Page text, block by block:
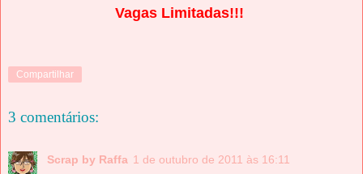
Vagas Limitadas!!!
Compartilhar
3 comentários:
Scrap by Raffa 1 de outubro de 2011 às 16:11